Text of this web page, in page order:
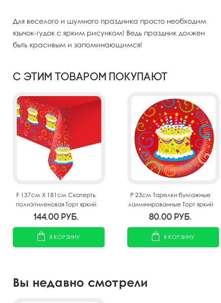
Для веселого и шумного праздника просто необходим
язычок-гудок с ярким рисунком! Ведь праздник должен
быть красивым и запоминающимся!
С этим товаром покупают
F 137см X 181см Скатерть
полиэтиленовая Торт яркий
144.00 руб.
В КОРЗИНУ
P 23см Тарелки бумажные
ламинированные Торт яркий
6шт
80.00 руб.
В КОРЗИНУ
Вы недавно смотрели